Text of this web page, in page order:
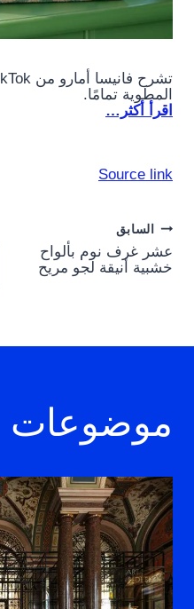
المطوية تمامًا.
اقرأ أكثر…
Source link
Post
navigation
السابق
عشر غرف نوم بألواح
خشبية أنيقة لجو مريح